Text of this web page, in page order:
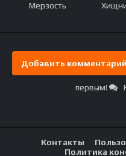
Мерзость
Добавить комментарий
первым!
Контакты
Политика